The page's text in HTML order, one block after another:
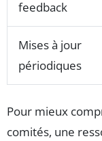
feedback
Mises à jour
périodiques
Pour mieux
comités, une